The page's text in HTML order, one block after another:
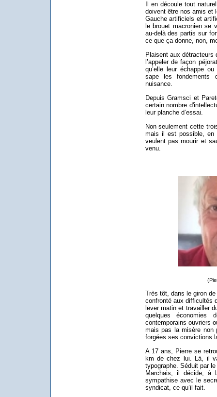
Il en découle tout
doivent être nos amis et
Gauche artificiels et
le brouet macronien se
au-delà des partis sur
ce que ça donne, non,
Plaisent aux
l’appeler de façon
qu’elle leur échappe
sape les fondements
nuisance.
Depuis Gramsci et
certain nombre
leur planche d’essai.
Non seulement cette
mais il est possible, en
veulent pas mourir et
venu.
Très tôt, dans le giron
confronté aux difficultés
lever matin et travailler
quelques économies
contemporains ouvriers
mais pas la misère non
forgées ses convictions
A 17 ans, Pierre se
km de chez lui. Là, il
typographe. Séduit par
Marchais, il décide, à
sympathise avec le
syndicat, ce qu’il fait.